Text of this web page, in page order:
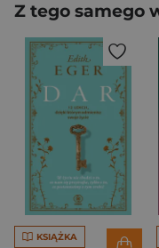
Z tego samego
KSIĄŻKA